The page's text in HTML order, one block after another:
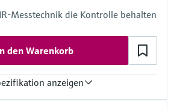
°C
erweitert werden
Messtechnik die Kontrolle behalten
den Warenkorb
anzeigen